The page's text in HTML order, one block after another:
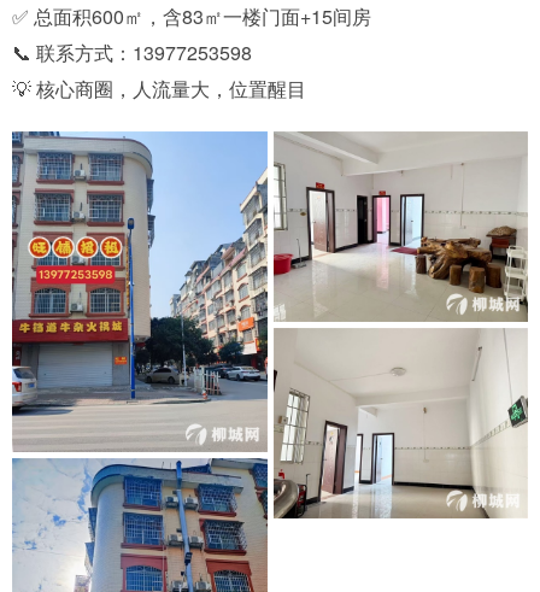
✅ 总面积600㎡，含83㎡一楼门面+15间房
📞 联系方式：13977253598
💡 核心商圈，人流量大，位置醒目